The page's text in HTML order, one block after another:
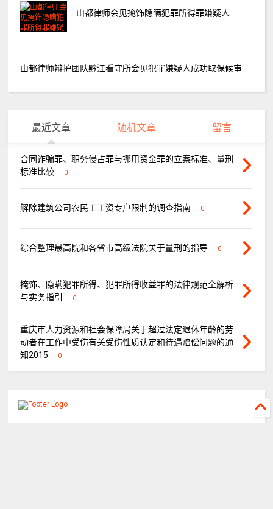
山都律师会见掩饰隐瞒犯罪所得罪嫌疑人
山都律师辩护团队黔江看守所会见犯罪嫌疑人成功取保候审
最近文章 随机文章 留言
合同诈骗罪、职务侵占罪与挪用资金罪的立案标准、量刑
标准比较
0
解除建筑公司农民工工资专户限制的调查指南 0
综合整理最高院和各省市高级法院关于量刑的指导 0
掩饰、隐瞒犯罪所得、犯罪所得收益罪的法律规范全解析
与实务指引
0
重庆市人力资源和社会保障局关于超过法定退休年龄的劳
动者在工作中受伤有关受伤性质认定和待遇赔偿问题的通
知2015
0